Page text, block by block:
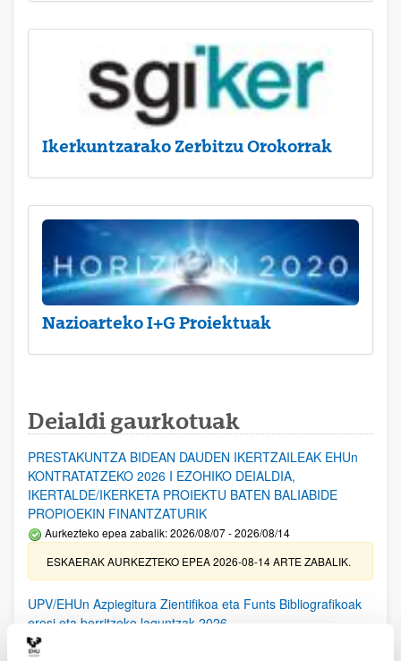
Ikerkuntzarako Zerbitzu Orokorrak
Nazioarteko I+G Proiektuak
Deialdi gaurkotuak
PRESTAKUNTZA BIDEAN DAUDEN IKERTZAILEAK EHUn
KONTRATATZEKO 2026 I EZOHIKO DEIALDIA,
IKERTALDE/IKERKETA PROIEKTU BATEN BALIABIDE
PROPIOEKIN FINANTZATURIK
Aurkezteko epea zabalik: 2026/08/07 - 2026/08/14
ESKAERAK AURKEZTEKO EPEA 2026-08-14 ARTE ZABALIK.
UPV/EHUn Azpiegitura Zientifikoa eta Funts Bibliografikoak
erosi eta berritzeko laguntzak 2026